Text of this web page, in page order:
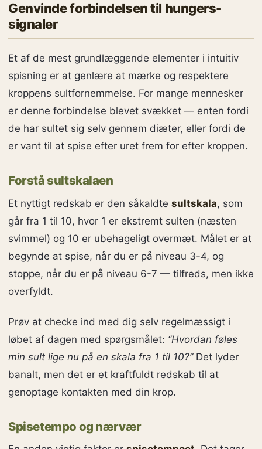
Genvinde forbindelsen til hungers-
signaler
Et af de mest grundlæggende elementer i intuitiv
spisning er at genlære at mærke og respektere
kroppens sultfornemmelse. For mange mennesker
er denne forbindelse blevet svækket — enten fordi
de har sultet sig selv gennem diæter, eller fordi de
er vant til at spise efter uret frem for efter kroppen.
Forstå sultskalaen
Et nyttigt redskab er den såkaldte sultskala, som
går fra 1 til 10, hvor 1 er ekstremt sulten (næsten
svimmel) og 10 er ubehageligt overmæt. Målet er at
begynde at spise, når du er på niveau 3-4, og
stoppe, når du er på niveau 6-7 — tilfreds, men ikke
overfyldt.
Prøv at checke ind med dig selv regelmæssigt i
løbet af dagen med spørgsmålet: “Hvordan føles
min sult lige nu på en skala fra 1 til 10?”Det lyder
banalt, men det er et kraftfuldt redskab til at
genoptage kontakten med din krop.
Spisetempo og nærvær